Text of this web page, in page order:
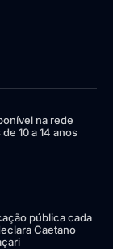
na rede
10 a 14 anos
pública cada
Caetano